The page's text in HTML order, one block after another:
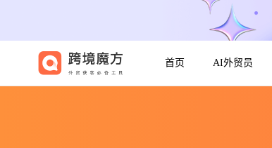
首页 AI外贸员